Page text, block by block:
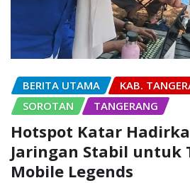
BERITA UTAMA KAB.
SOROTAN
TANGERANG
Hotspot Katar
Jaringan Stabil untuk
Mobile Legends